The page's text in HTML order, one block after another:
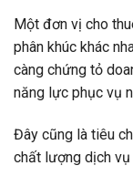
Một đơn vị cho
phân khúc khác
càng chứng tỏ
năng lực phục vụ
Đây cũng là tiêu
chất lượng dịch vụ